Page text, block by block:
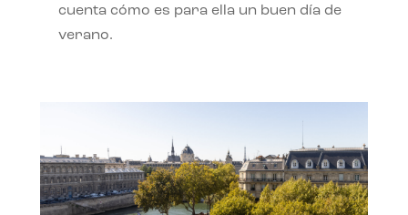
cuenta cómo es para ella un buen día de
verano.